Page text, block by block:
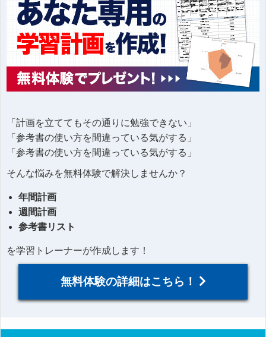
「計画を立ててもその通りに勉強できない」
「参考書の使い方を間違っている気がする」
「参考書の使い方を間違っている気がする」
そんな悩みを無料体験で解決しませんか？
年間計画
週間計画
参考書リスト
を学習トレーナーが作成します！
無料体験の詳細はこちら！